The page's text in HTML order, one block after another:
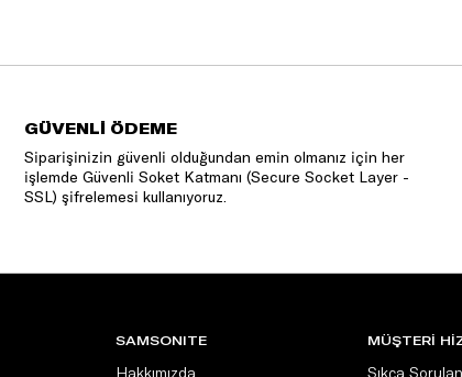
GÜVENLİ ÖDEME
Siparişinizin güvenli olduğundan emin olmanız için her
işlemde Güvenli Soket Katmanı (Secure Socket Layer -
SSL) şifrelemesi kullanıyoruz.
SAMSONITE
Hakkımızda
MÜŞTERİ
Sıkça